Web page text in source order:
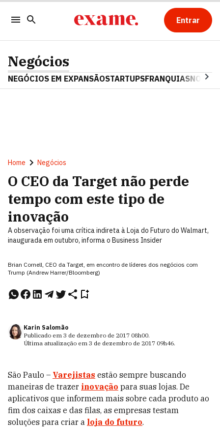
Entrar
Negócios
NEGÓCIOS EM EXPANSÃOSTARTUPSFRANQUIAS
Home Negócios
O CEO da Target não perde
tempo com este tipo de
inovação
A observação foi uma crítica indireta à Loja do Futuro do Walmart,
inaugurada em outubro, informa o Business Insider
Brian Cornell, CEO da Target, em encontro de líderes dos negócios com
Trump (Andrew Harrer/Bloomberg)
Karin Salomão
Publicado em 3 de dezembro de 2017 08h00.
Última atualização em 3 de dezembro de 2017 09h46.
São Paulo – Varejistas estão sempre buscando
maneiras de trazer inovação para suas lojas. De
aplicativos que informem mais sobre cada produto ao
fim dos caixas e das filas, as empresas testam
soluções para criar a loja do futuro.